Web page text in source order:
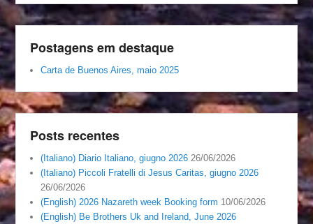
Postagens em destaque
Carta de Buenos Aires, maio 2025
Posts recentes
(Italiano) Diario Italiano, giugno 2026 26/06/2026
(Italiano) Piccoli Fratelli di Jesus Caritas, giugno 2026
26/06/2026
(English) 2026 Nazareth week Booking form 10/06/2026
(English) Be Brothers Uk and Ireland, June 2026